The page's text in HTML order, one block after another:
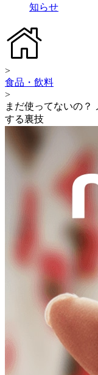
知らせ
>
食品・飲料
>
まだ使ってないの？
する裏技